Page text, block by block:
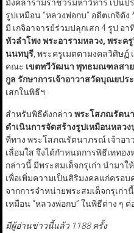
มังคลารามราชวรมหาวิหาร เป็น
รูปเหมือน “หลวงพ่อกบ” อดีตเกจิดั
มี เกจิอาจารย์ร่วมปลุกเสก 4 รูป อา
หัวลำโพง พระอารามหลวง, พระ
นนทบุรี, พระครูเมตตามงคลวิศิษฏ์
คณะ เขตทวีวัฒนา พุทธมณฑลสา
กูล รักษาการเจ้าอาวาสวัดบุณยปร
เสกในพิธีฯ
สำหรับพิธีดังกล่าว พระโสภณรัตนา
ดำเนินการจัดสร้างรูปเหมือนหลวง
ที่ทาง พระโสภณรัตนาภรณ์ เจ้าอ
เลื่อมใส จึงได้กำหนดการพิธีเททอ
กล่าวนี้ มีพระสมเด็จกรุเก่า นำมา
เพื่อเพิ่มความเป็นสิริมงคลแก่ครอบ
จากการจำหน่ายพระสมเด็จกรุเก่
เหมือน “หลวงพ่อกบ” ในพิธีต่าง ๆ ต่
มีผู้อ่านข่าวนี้แล้ว 1188 ครั้ง